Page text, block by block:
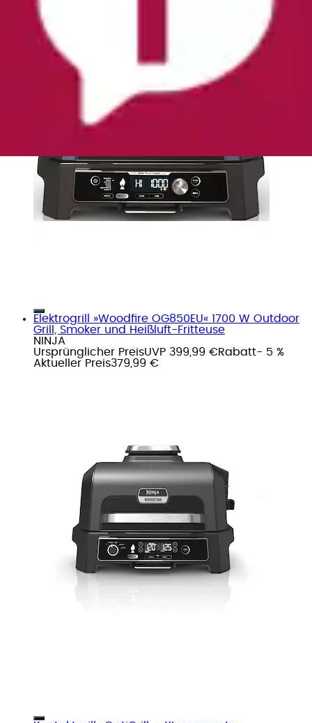
Elektrogrill »Woodfire OG850EU« 1700 W Outdoor
Grill, Smoker und Heißluft-Fritteuse
NINJA
Ursprünglicher PreisUVP 399,99 €Rabatt- 5 %
Aktueller Preis379,99 €